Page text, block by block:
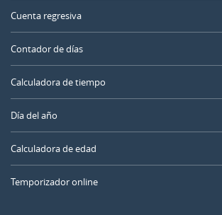
Cuenta regresiva
Contador de días
Calculadora de tiempo
Día del año
Calculadora de edad
Temporizador online